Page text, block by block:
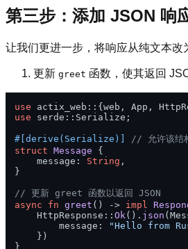
第三步：添加 JSON 响
让我们更进一步，将响应从纯文本改
更新 greet 函数，使其返回
use
use serde::Serialize;
#[derive(Serialize)]
// 允许该结
struct Message {
    message:
String ,
}
// 更新 greet 函数以返回 JSON
async
fn greet () -> impl
    HttpResponse::
Ok (). json
        message:
"Hello from
    })